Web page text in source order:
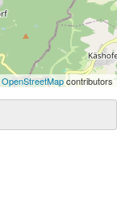
OpenStreetMapcontributors